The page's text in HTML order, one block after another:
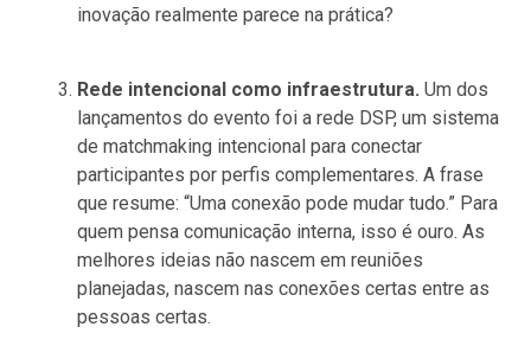
inovação realmente parece na prática?
Rede intencional como infraestrutura. Um dos
lançamentos do evento foi a rede DSP, um sistema
de matchmaking intencional para conectar
participantes por perfis complementares. A frase
que resume: “Uma conexão pode mudar tudo.” Para
quem pensa comunicação interna, isso é ouro. As
melhores ideias não nascem em reuniões
planejadas, nascem nas conexões certas entre as
pessoas certas.